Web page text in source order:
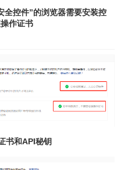
全控件”的浏览器需要安装控
作证书
书和API秘钥